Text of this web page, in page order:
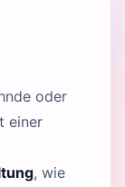
oder
einer
, wie